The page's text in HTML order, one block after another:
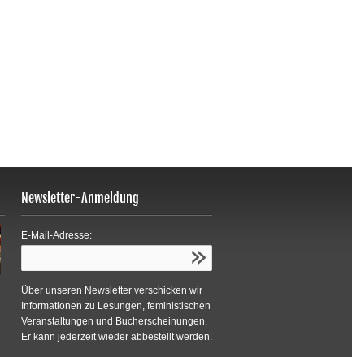
Newsletter-Anmeldung
E-Mail-Adresse:
Über unseren Newsletter verschicken wir
Informationen zu Lesungen, feministischen
Veranstaltungen und Bucherscheinungen.
Er kann jederzeit wieder abbestellt werden.